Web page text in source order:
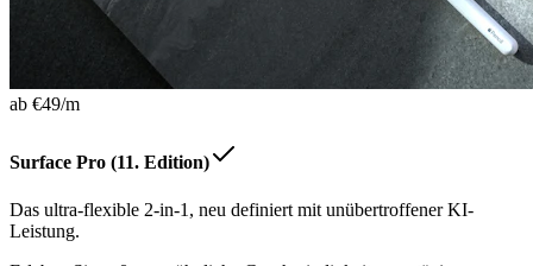
ab €49/m
Surface Pro (11. Edition)
Das ultra-flexible 2-in-1, neu definiert mit unübertroffener KI-
Leistung.